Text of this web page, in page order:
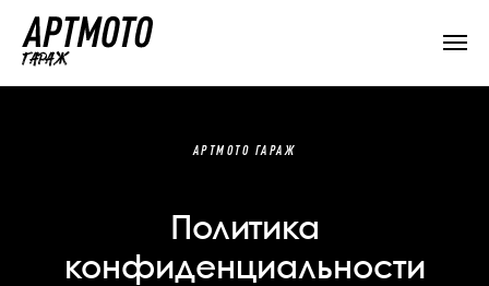
АРТМОТО ГАРАЖ
Политика
конфиденциальности